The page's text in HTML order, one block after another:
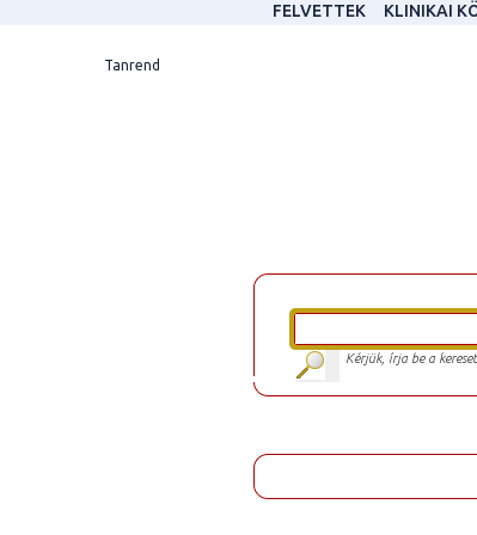
FELVETTEK KLINIKAI
Tanrend
Kérjük, írja be a